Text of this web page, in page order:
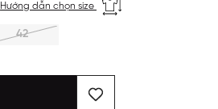
Hướng dẫn chọn size
42